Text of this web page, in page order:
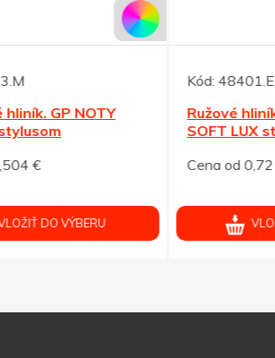
Ružové hliník. gul. pero NOTY
VLOŽIŤ DO VÝBERU